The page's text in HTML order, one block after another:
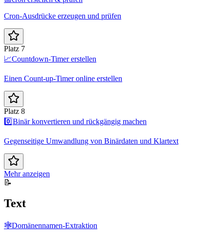
Cron-Ausdrücke erzeugen und prüfen
Platz 7
📈Countdown-Timer erstellen
Einen Count-up-Timer online erstellen
Platz 8
0️⃣Binär konvertieren und rückgängig machen
Gegenseitige Umwandlung von Binärdaten und Klartext
Mehr anzeigen
📝
Text
🕸️Domänennamen-Extraktion